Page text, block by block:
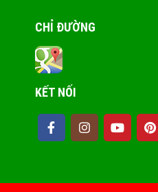
CHỈ ĐƯỜNG
KẾT NỐI